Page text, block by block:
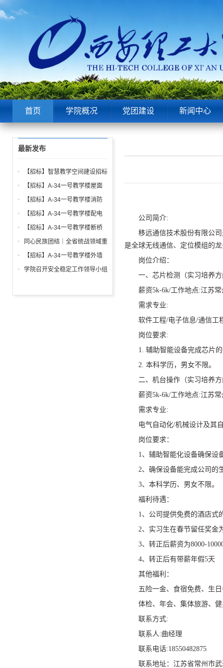
首页 学院概况 党团建设 新闻中心
公司简介:
移远通信技术股份有限公
是全球无线通信、定位模组的
岗位介绍：
一、芯片检测（实习培养
薪资5k-6k/工作地点:江苏
需求专业:
软件工程/电子信息/通信工
岗位要求:
1. 辅助智能设备完成芯片
2. 本科学历，男女不限。
二、机台操作（实习培养
薪资5k-6k/工作地点:江苏
需求专业:
电气自动化/机械设计及其
岗位要求：
1、辅助智能化设备确保设
2、确保设备能完成公司的
3、本科学历、男女不限。
福利待遇：
1、公司提供免费的酒店式
2、实习生在春节留任奖金
3、转正后薪资为8000-
4、转正后有带薪年假5天
其他福利：
五险一金、食宿免费、生
体检、年会、集体旅游、
联系方式:
联系人:曲经理
联系电话:18550482875
联系地址：江苏省常州市
最新发布
【招标】智慧教学空间建设招标
公告
【招标】A-34一号教学楼屋面
找坡层及保温层工程招标公告
【招标】A-34一号教学楼消防
给水、电气、通风系统与防火门
调试工程招标公告
【招标】A-34一号教学楼配电
箱、柜采购招标文件
【招标】A-34一号教学楼断桥
铝合金窗深化设计、制作安装招
标公告
同心民族团结｜全省统战领域重
点工作推进会召开
【招标】A-34一号教学楼外墙
保温及饰面工程招标公告
学院召开安全稳定工作领导小组
校园安全工作